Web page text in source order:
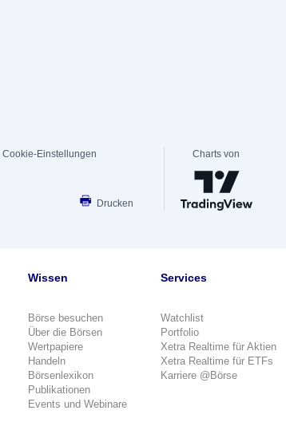
Cookie-Einstellungen
Drucken
Charts von
Wissen
Börse besuchen
Über die Börsen
Wertpapiere
Handeln
Börsenlexikon
Publikationen
Events und Webinare
Services
Watchlist
Portfolio
Xetra Realtime für Aktien
Xetra Realtime für ETFs
Karriere @Börse